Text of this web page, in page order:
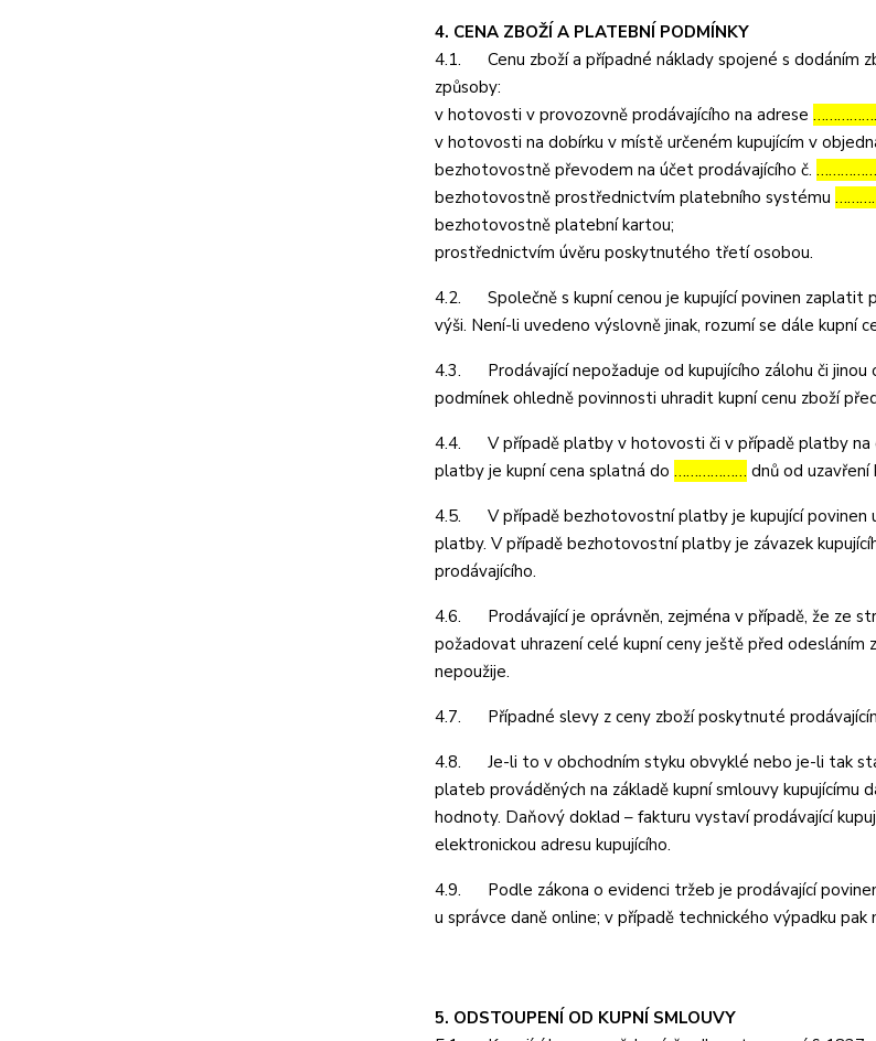
4. CENA ZBOŽÍ A PLATEBNÍ PODMÍNKY
4.1. Cenu zboží a případné náklady spojené s dodáním
způsoby:
v hotovosti v provozovně prodávajícího na adrese
v hotovosti na dobírku v místě určeném kupujícím v
bezhotovostně převodem na účet prodávajícího č.
bezhotovostně prostřednictvím platebního systému
bezhotovostně platební kartou;
prostřednictvím úvěru poskytnutého třetí osobou.
4.2. Společně s kupní cenou je kupující povinen zaplatit
výši. Není-li uvedeno výslovně jinak, rozumí se dále kupní
4.3. Prodávající nepožaduje od kupujícího zálohu či
podmínek ohledně povinnosti uhradit kupní cenu zboží
4.4. V případě platby v hotovosti či v případě platby na
platby je kupní cena splatná do……………… dnů od uzavření
4.5. V případě bezhotovostní platby je kupující povinen
platby. V případě bezhotovostní platby je závazek
prodávajícího.
4.6. Prodávající je oprávněn, zejména v případě, že ze
požadovat uhrazení celé kupní ceny ještě před odesláním
nepoužije.
4.7. Případné slevy z ceny zboží poskytnuté
4.8. Je-li to v obchodním styku obvyklé nebo je-li tak
plateb prováděných na základě kupní smlouvy kupujícímu
hodnoty. Daňový doklad – fakturu vystaví prodávající
elektronickou adresu kupujícího.
4.9. Podle zákona o evidenci tržeb je prodávající
u správce daně online; v případě technického výpadku pak
5. ODSTOUPENÍ OD KUPNÍ SMLOUVY